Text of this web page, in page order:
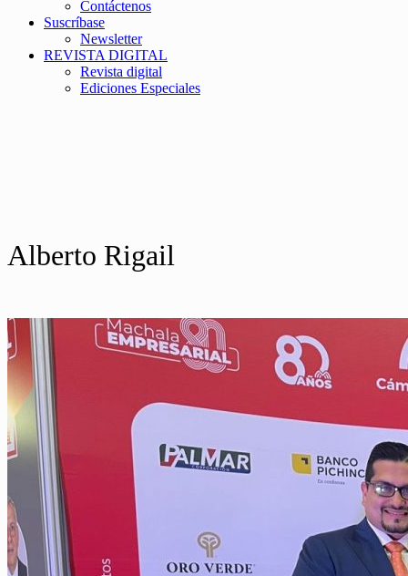
Contáctenos
Suscríbase
Newsletter
REVISTA DIGITAL
Revista digital
Ediciones Especiales
Alberto Rigail